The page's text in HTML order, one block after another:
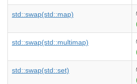
std::swap(std::map)
std::swap(std::multimap)
std::swap(std::set)